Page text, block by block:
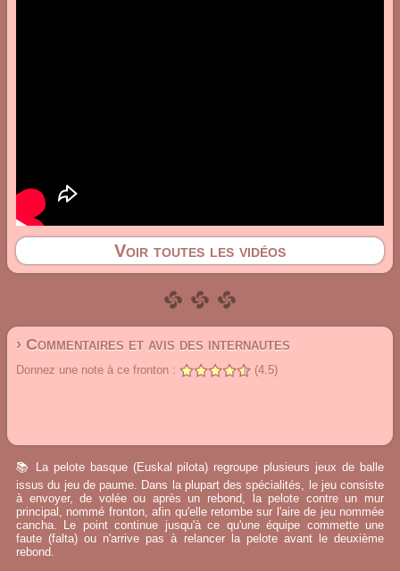
Voir toutes les vidéos
› Commentaires et avis des internautes
Donnez une note à ce fronton : (4.5)
📚 La pelote basque (Euskal pilota) regroupe plusieurs jeux de balle
issus du jeu de paume. Dans la plupart des spécialités, le jeu consiste
à envoyer, de volée ou après un rebond, la pelote contre un mur
principal, nommé fronton, afin qu'elle retombe sur l'aire de jeu nommée
cancha. Le point continue jusqu'à ce qu'une équipe commette une
faute (falta) ou n'arrive pas à relancer la pelote avant le deuxième
rebond.